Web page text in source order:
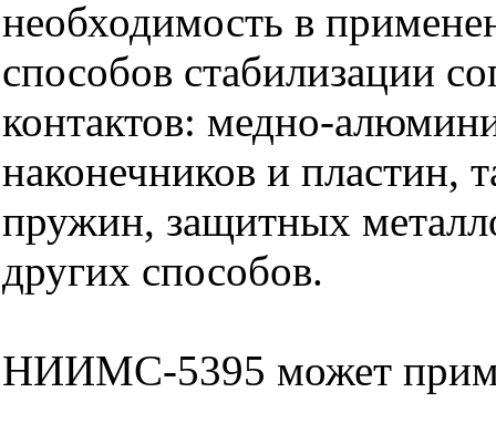
необходимость в
способов стабилизации
контактов: медно-
наконечников и пластин,
пружин, защитных
других способов.
НИИМС-5395 может